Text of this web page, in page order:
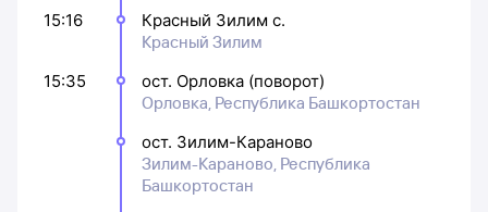
15:16
Красный Зилим с.
Красный Зилим
15:35
ост. Орловка (поворот)
Орловка, Республика Башкортостан
ост. Зилим-Караново
Зилим-Караново, Республика
Башкортостан